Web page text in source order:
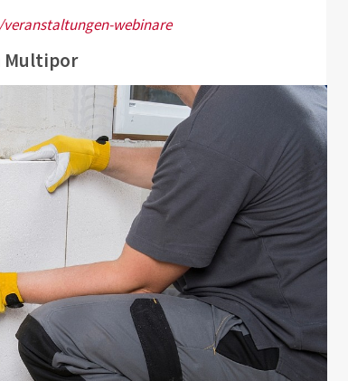
webinare
Multipor